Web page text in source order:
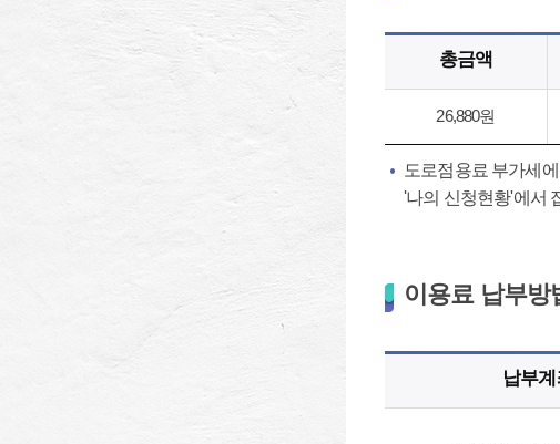
총금액
26,880원
도로점용료 부가세
'나의 신청현황'에서
이용료 납부방
납부